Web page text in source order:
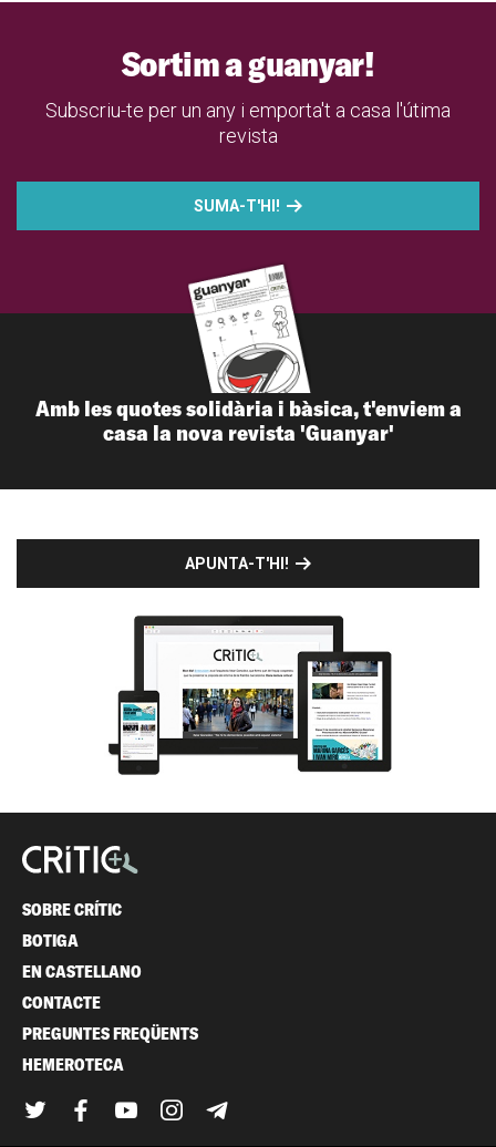
Sortim a guanyar!
Subscriu-te per un any i emporta't a casa l'útima
revista
SUMA-T'HI!
Amb les quotes solidària i bàsica, t'enviem a
casa la nova revista 'Guanyar'
APUNTA-T'HI!
SOBRE CRÍTIC
BOTIGA
EN CASTELLANO
CONTACTE
PREGUNTES FREQÜENTS
HEMEROTECA
TwitterFacebook
YouTubeInstagram